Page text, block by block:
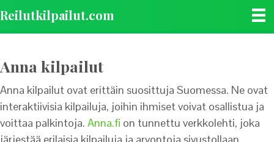
Reilutkilpailut.com
Anna kilpailut
Anna kilpailut ovat erittäin suosittuja Suomessa. Ne ovat
interaktiivisia kilpailuja, joihin ihmiset voivat osallistua ja
voittaa palkintoja. Anna.fi on tunnettu verkkolehti, joka